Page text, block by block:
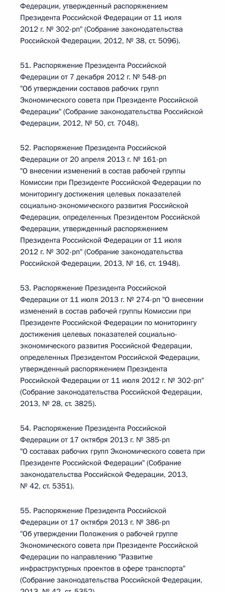
Федерации, утвержденный распоряжением
Президента Российской Федерации от 11 июля
2012 г. № 302-рп" (Собрание законодательства
Российской Федерации, 2012, № 38, ст. 5096).
51. Распоряжение Президента Российской
Федерации от 7 декабря 2012 г. № 548-рп
"Об утверждении составов рабочих групп
Экономического совета при Президенте Российской
Федерации" (Собрание законодательства Российской
Федерации, 2012, № 50, ст. 7048).
52. Распоряжение Президента Российской
Федерации от 20 апреля 2013 г. № 161-рп
"О внесении изменений в состав рабочей группы
Комиссии при Президенте Российской Федерации по
мониторингу достижения целевых показателей
социально-экономического развития Российской
Федерации, определенных Президентом Российской
Федерации, утвержденный распоряжением
Президента Российской Федерации от 11 июля
2012 г. № 302-рп" (Собрание законодательства
Российской Федерации, 2013, № 16, ст. 1948).
53. Распоряжение Президента Российской
Федерации от 11 июля 2013 г. № 274-рп "О внесении
изменений в состав рабочей группы Комиссии при
Президенте Российской Федерации по мониторингу
достижения целевых показателей социально-
экономического развития Российской Федерации,
определенных Президентом Российской Федерации,
утвержденный распоряжением Президента
Российской Федерации от 11 июля 2012 г. № 302-рп"
(Собрание законодательства Российской Федерации,
2013, № 28, ст. 3825).
54. Распоряжение Президента Российской
Федерации от 17 октября 2013 г. № 385-рп
"О составах рабочих групп Экономического совета при
Президенте Российской Федерации" (Собрание
законодательства Российской Федерации, 2013,
№ 42, ст. 5351).
55. Распоряжение Президента Российской
Федерации от 17 октября 2013 г. № 386-рп
"Об утверждении Положения о рабочей группе
Экономического совета при Президенте Российской
Федерации по направлению "Развитие
инфраструктурных проектов в сфере транспорта"
(Собрание законодательства Российской Федерации,